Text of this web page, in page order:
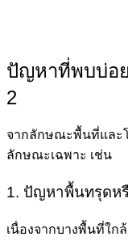
ปัญหาที่พบบ่อ
2
จากลักษณะพื้นที่และ
ลักษณะเฉพาะ เช่น
1. ปัญหาพื้นทรุดหรื
เนื่องจากบางพื้นที่ใ